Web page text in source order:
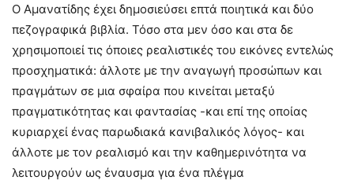
Ο Αμανατίδης έχει δημοσιεύσει επτά ποιητικά και δύο
πεζογραφικά βιβλία. Τόσο στα μεν όσο και στα δε
χρησιμοποιεί τις όποιες ρεαλιστικές του εικόνες εντελώς
προσχηματικά: άλλοτε με την αναγωγή προσώπων και
πραγμάτων σε μια σφαίρα που κινείται μεταξύ
πραγματικότητας και φαντασίας -και επί της οποίας
κυριαρχεί ένας παρωδιακά κανιβαλικός λόγος- και
άλλοτε με τον ρεαλισμό και την καθημερινότητα να
λειτουργούν ως έναυσμα για ένα πλέγμα